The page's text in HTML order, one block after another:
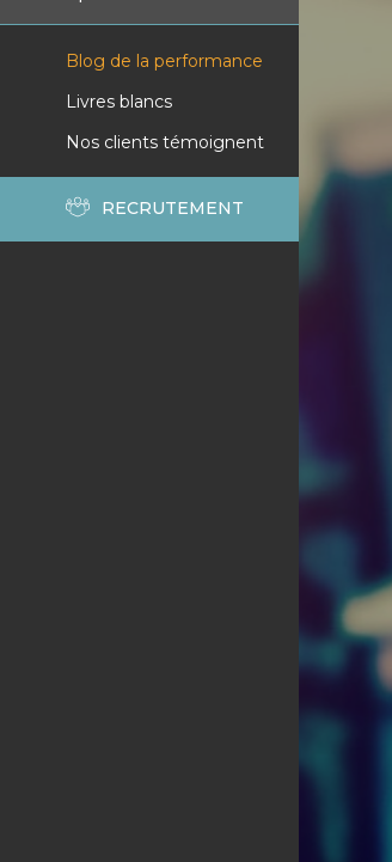
Blog de la performance
Livres blancs
Nos clients témoignent
RECRUTEMENT